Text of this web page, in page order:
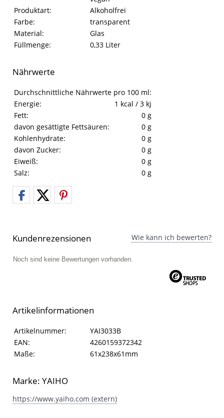
Produktart:
Alkoholfrei
Farbe:
transparent
Material:
Glas
Füllmenge:
0,33 Liter
Nährwerte
Nährwerte
Eigenschaft Wert
Durchschnittliche Nährwerte pro 100 ml:
Energie:
1 kcal / 3 kj
Fett:
0 g
davon gesättigte Fettsäuren:
0 g
Kohlenhydrate:
0 g
davon Zucker:
0 g
Eiweiß:
0 g
Salz:
0 g
Kundenrezensionen Wie kann ich bewerten?
Noch sind keine Bewertungen vorhanden.
Artikelinformationen
Artikelinformationen
Eigenschaft Wert
Artikelnummer:
YAI3033B
EAN:
4260159372342
Maße:
61x238x61mm
Marke: YAIHO
https://www.yaiho.com (extern)